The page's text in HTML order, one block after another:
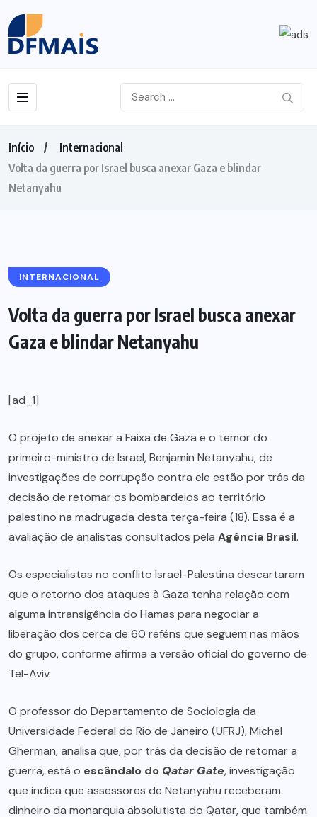
Início
Internacional
Volta da guerra por Israel busca anexar Gaza e blindar
Netanyahu
INTERNACIONAL
Volta da guerra por Israel busca anexar
Gaza e blindar Netanyahu
[ad_1]
O projeto de anexar a Faixa de Gaza e o temor do
primeiro-ministro de Israel, Benjamin Netanyahu, de
investigações de corrupção contra ele estão por trás da
decisão de retomar os bombardeios ao território
palestino na madrugada desta terça-feira (18). Essa é a
avaliação de analistas consultados pela Agência Brasil.
Os especialistas no conflito Israel-Palestina descartaram
que o retorno dos ataques à Gaza tenha relação com
alguma intransigência do Hamas para negociar a
liberação dos cerca de 60 reféns que seguem nas mãos
do grupo, conforme afirma a versão oficial do governo de
Tel-Aviv.
O professor do Departamento de Sociologia da
Universidade Federal do Rio de Janeiro (UFRJ), Michel
Gherman, analisa que, por trás da decisão de retomar a
guerra, está o escândalo do Qatar Gate, investigação
que indica que assessores de Netanyahu receberam
dinheiro da monarquia absolutista do Qatar, que também